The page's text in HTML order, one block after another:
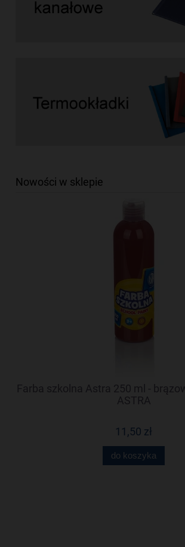
Nowości w sklepie
Farba szkolna Astra 250 ml -
ASTRA
11,50 zł
do koszyka